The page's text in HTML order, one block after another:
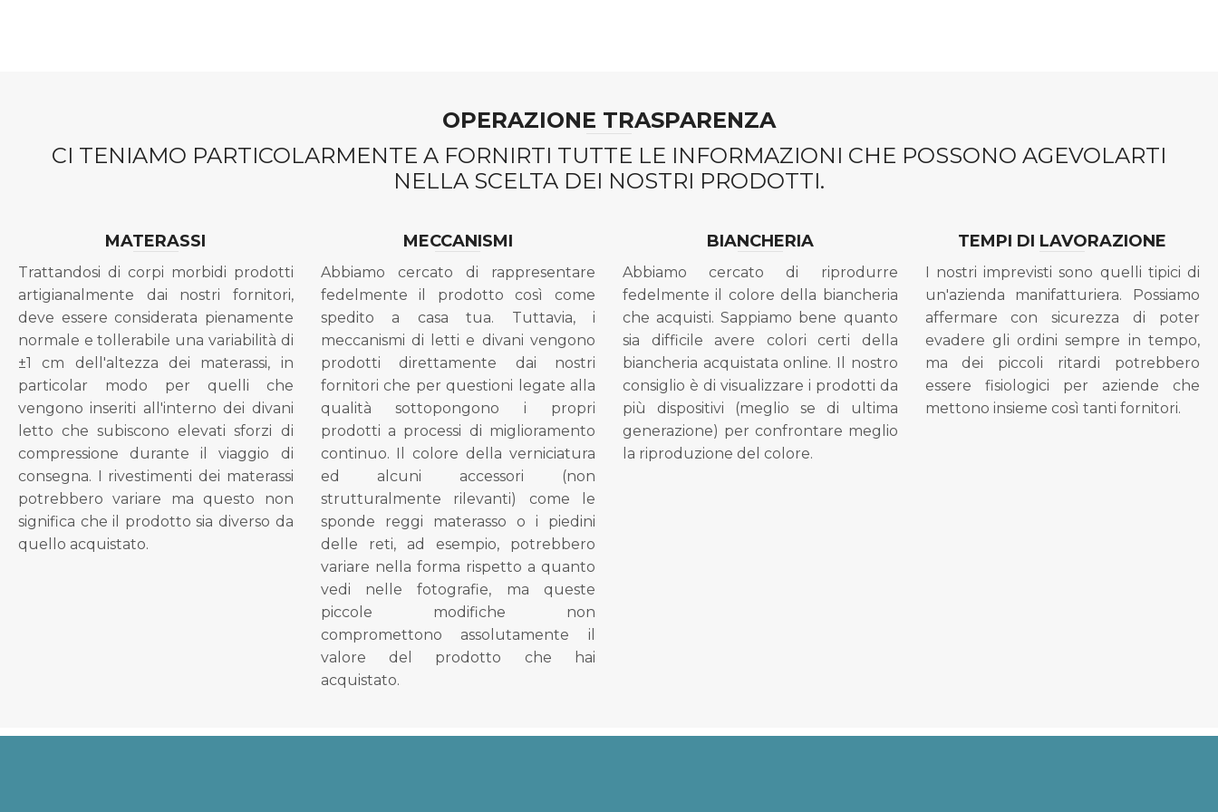
OPERAZIONE TRASPARENZA
CI TENIAMO PARTICOLARMENTE A FORNIRTI TUTTE LE INFORMAZIONI CHE POSSONO AGEVOLARTI
NELLA SCELTA DEI NOSTRI PRODOTTI.
MATERASSI
Trattandosi di corpi morbidi prodotti
artigianalmente dai nostri fornitori,
deve essere considerata pienamente
normale e tollerabile una variabilità di
±1 cm dell'altezza dei materassi, in
particolar modo per quelli che
vengono inseriti all'interno dei divani
letto che subiscono elevati sforzi di
compressione durante il viaggio di
consegna. I rivestimenti dei materassi
potrebbero variare ma questo non
significa che il prodotto sia diverso da
quello acquistato.
MECCANISMI
Abbiamo cercato di rappresentare
fedelmente il prodotto così come
spedito a casa tua. Tuttavia, i
meccanismi di letti e divani vengono
prodotti direttamente dai nostri
fornitori che per questioni legate alla
qualità sottopongono i propri
prodotti a processi di miglioramento
continuo. Il colore della verniciatura
ed alcuni accessori (non
strutturalmente rilevanti) come le
sponde reggi materasso o i piedini
delle reti, ad esempio, potrebbero
variare nella forma rispetto a quanto
vedi nelle fotografie, ma queste
piccole modifiche non
compromettono assolutamente il
valore del prodotto che hai
acquistato.
BIANCHERIA
Abbiamo cercato di riprodurre
fedelmente il colore della biancheria
che acquisti. Sappiamo bene quanto
sia difficile avere colori certi della
biancheria acquistata online. Il nostro
consiglio è di visualizzare i prodotti da
più dispositivi (meglio se di ultima
generazione) per confrontare meglio
la riproduzione del colore.
TEMPI DI LAVORAZIONE
I nostri imprevisti sono quelli tipici di
un'azienda manifatturiera. Possiamo
affermare con sicurezza di poter
evadere gli ordini sempre in tempo,
ma dei piccoli ritardi potrebbero
essere fisiologici per aziende che
mettono insieme così tanti fornitori.